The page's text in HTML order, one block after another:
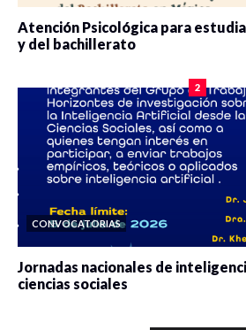
Atención Psicológica para
y del bachillerato
2
CONVOCATORIAS
Jornadas nacionales de
ciencias sociales